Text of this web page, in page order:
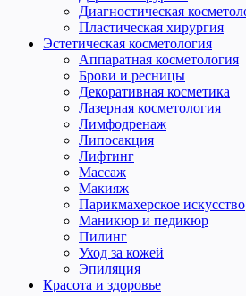
Диагностическая
Пластическая хирургия
Эстетическая косметология
Аппаратная косметология
Брови и ресницы
Декоративная косметика
Лазерная косметология
Лимфодренаж
Липосакция
Лифтинг
Массаж
Макияж
Парикмахерское искусство
Маникюр и педикюр
Пилинг
Уход за кожей
Эпиляция
Красота и здоровье